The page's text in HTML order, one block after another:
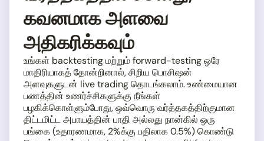
கவனமாக அளவை
அதிகரிக்கவும்
உங்கள் backtesting மற்றும் forward-testing ஒரே
மாதிரியாகத் தோன்றினால், சிறிய பொசிஷன்
அளவுகளுடன் live trading தொடங்கலாம். உண்மையான
பணத்தின் உணர்ச்சிகளுக்கு நீங்கள்
பழகிக்கொள்ளும்போது, ஒவ்வொரு வர்த்தகத்திற்குமான
திட்டமிட்ட அபாயத்தின் பாதி அல்லது நான்கில் ஒரு
பங்கை (உதாரணமாக, 2%க்கு பதிலாக 0.5%) கொண்டு